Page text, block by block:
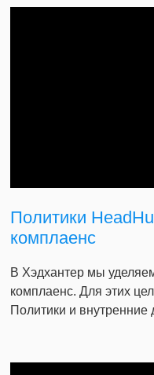
Политики
комплаенс
В Хэдхантер мы
комплаенс. Для этих
Политики и внутренние